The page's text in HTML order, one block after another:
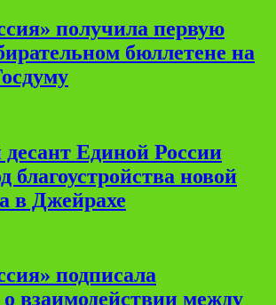
получила первую
бюллетене на
Единой России
благоустройства новой
в Джейрахе
подписала
взаимодействии между